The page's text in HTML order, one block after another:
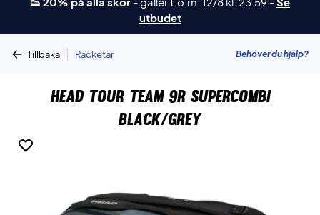
utbudet
Tillbaka | Racketar Behöver du hjälp?
Head Tour Team 9R Supercombi
Black/Grey